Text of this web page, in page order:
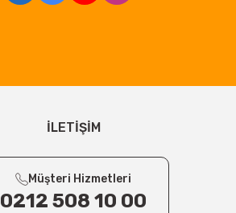
İLETİŞİM
Müşteri Hizmetleri
0212 508 10 00